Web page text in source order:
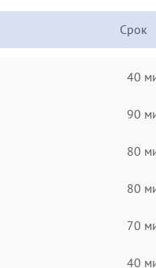
Срок
40
90
80
80
70
40